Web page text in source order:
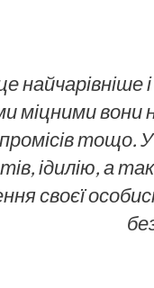
міцними
тощо.
ідилію, а
своєї